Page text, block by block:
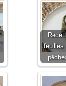
feuilles